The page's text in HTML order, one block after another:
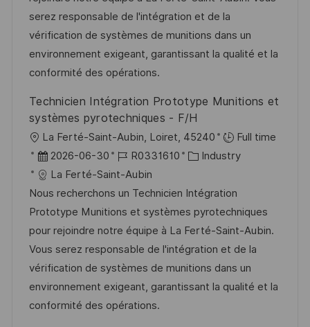
d
e
r
V
r
ö
f
e
D
o
r
i
serez responsable de l'intégration et de la
vérification de systèmes de munitions dans un
environnement exigeant, garantissant la qualité et la
conformité des opérations.
Technicien Intégration Prototype Munitions et
systèmes pyrotechniques - F/H
O
r
t
La Ferté-Saint-Aubin, Loiret, 45240
Full time
D
a
t
u
m
d
e
r
V
2026-06-30
J
o
b
-
I
D
R0331610
K
t
e
g
o
r
i
Industry
La Ferté-Saint-Aubin
Nous recherchons un Technicien Intégration
Prototype Munitions et systèmes pyrotechniques
pour rejoindre notre équipe à La Ferté-Saint-Aubin.
Vous serez responsable de l'intégration et de la
vérification de systèmes de munitions dans un
environnement exigeant, garantissant la qualité et la
conformité des opérations.